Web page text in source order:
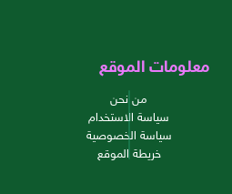
معلومات الموقع
من نحن
سياسة الاستخدام
سياسة الخصوصية
خريطة الموقع